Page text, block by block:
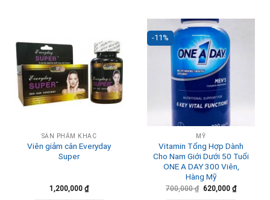
SẢN PHẨM KHÁC
Viên giảm cân Everyday
Super
1,200,000 ₫
-11%
MỸ
Vitamin Tổng Hợp Dành
Cho Nam Giới Dưới 50 Tuổi
ONE A DAY 300 Viên,
Hàng Mỹ
700,000₫ 620,000 ₫